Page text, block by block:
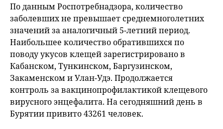
По данным Роспотребнадзора, количество
заболевших не превышает среднемноголетних
значений за аналогичный 5-летний период.
Наибольшее количество обратившихся по
поводу укусов клещей зарегистрировано в
Кабанском, Тункинском, Баргузинском,
Закаменском и Улан-Удэ. Продолжается
контроль за вакцинопрофилактикой клещевого
вирусного энцефалита. На сегодняшний день в
Бурятии привито 43261 человек.